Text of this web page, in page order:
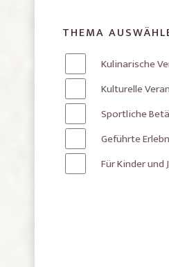
THEMA
Kulinarische
Kulturelle
Sportliche
Geführte
Für Kinder und